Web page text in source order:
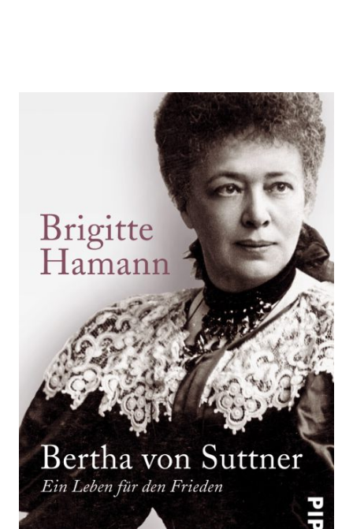
Bertha von Suttner
Zur Wunschliste hinzufügen
Kämpferin für den Frieden
,Brigitte
Verlag: Piper
09.03.2015
Buch
560 Seiten
kartoniert
ISBN: 978-3-
492-30469-6
Bibliografische Daten